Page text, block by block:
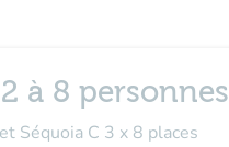
à 8 personnes
Séquoia C 3 x 8 places